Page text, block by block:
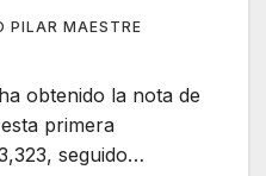
PILAR MAESTRE
obtenido la nota de
primera
seguido…